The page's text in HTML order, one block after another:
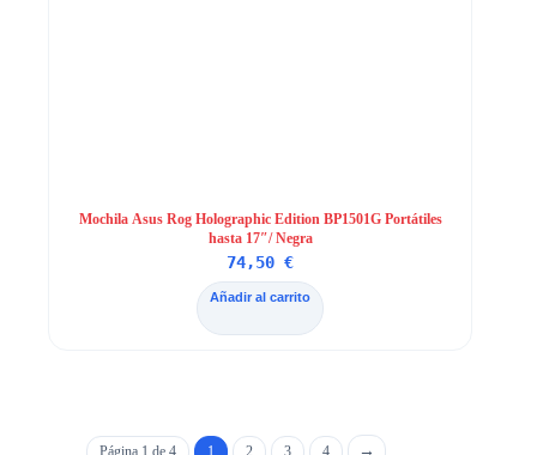
Mochila Asus Rog Holographic Edition BP1501G Portátiles
hasta 17″/ Negra
74,50€
Añadir al carrito
Página 1 de 4 1 2 3 4